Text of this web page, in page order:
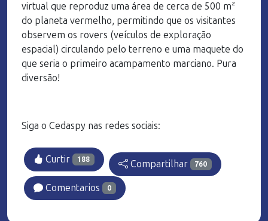
virtual que reproduz uma área de cerca de 500 m²
do planeta vermelho, permitindo que os visitantes
observem os rovers (veículos de exploração
espacial) circulando pelo terreno e uma maquete do
que seria o primeiro acampamento marciano. Pura
diversão!
Siga o Cedaspy nas redes sociais:
Curtir 188 Compartilhar 760
Comentarios 0